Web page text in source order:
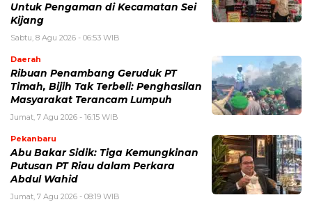
Untuk Pengaman di Kecamatan Sei
Kijang
Sabtu, 8 Agu 2026 - 06:53 WIB
Daerah
Ribuan Penambang Geruduk PT
Timah, Bijih Tak Terbeli: Penghasilan
Masyarakat Terancam Lumpuh
Jumat, 7 Agu 2026 - 16:15 WIB
Pekanbaru
Abu Bakar Sidik: Tiga Kemungkinan
Putusan PT Riau dalam Perkara
Abdul Wahid
Jumat, 7 Agu 2026 - 08:19 WIB